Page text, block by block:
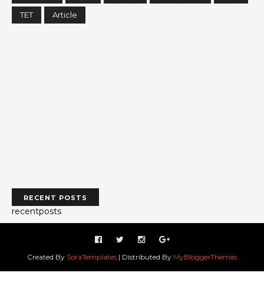
TET Article
RECENT POSTS
recentposts
Created By SoraTemplates | Distributed By MyBloggerThemes